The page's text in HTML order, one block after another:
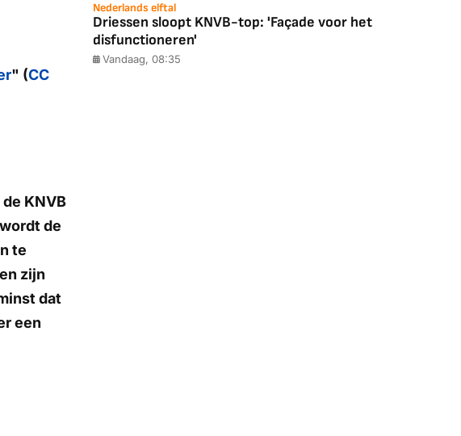
" (CC
KNVB
de
te
zijn
dat
een
Nederlands elftal
Driessen sloopt KNVB-top: 'Façade voor het
disfunctioneren'
Vandaag, 08:35